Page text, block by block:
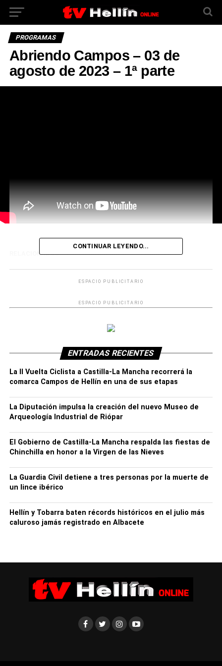
PROGRAMAS
Abriendo Campos – 03 de
agosto de 2023 – 1ª parte
RELACIONADOS: ABRIENDO CAMPOS PROGRAMA
CONTINUAR LEYENDO...
ESPACIO PUBLICITARIO
ESPACIO PUBLICITARIO
ENTRADAS RECIENTES
La II Vuelta Ciclista a Castilla-La Mancha recorrerá la
comarca Campos de Hellín en una de sus etapas
La Diputación impulsa la creación del nuevo Museo de
Arqueología Industrial de Riópar
El Gobierno de Castilla-La Mancha respalda las fiestas de
Chinchilla en honor a la Virgen de las Nieves
La Guardia Civil detiene a tres personas por la muerte de
un lince ibérico
Hellín y Tobarra baten récords históricos en el julio más
caluroso jamás registrado en Albacete